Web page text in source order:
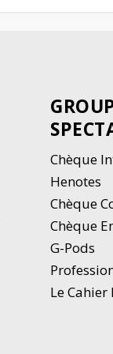
Chèque
Henotes
Chèque
Chèque
G-Pods
Le Cahier